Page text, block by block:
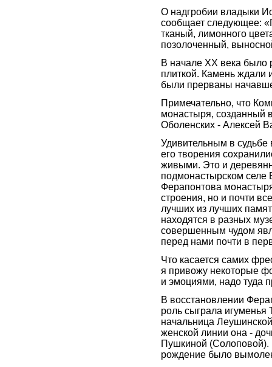
О надгробии владыки
сообщает следующее:
тканый, лимонного
позолоченный,
В начале ХХ века было
плиткой. Камень ждали
были прерваны
Примечательно, что
монастыря, созданный
Оболенских - Алексей
Удивительным в
его творения
живыми. Это и
подмонастырском селе
Ферапонтова
строения, но и почти
лучших из лучших
находятся в разных
совершенным чудом
перед нами почти в
Что касается самих
я привожу некоторые
и эмоциями, надо туда
В восстановлении
роль сыграла игуменья
начальница
женской линии она -
Пушкиной (Солоповой).
рождение было